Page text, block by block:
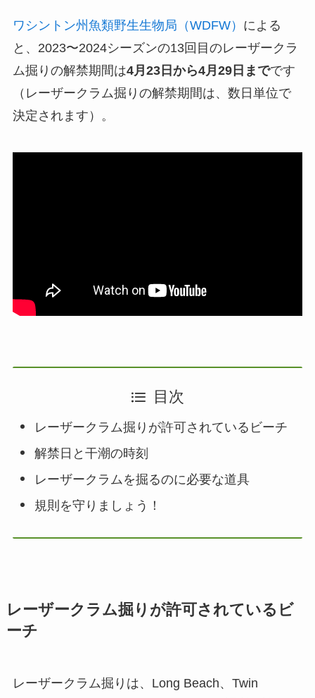
ワシントン州魚類野生生物局（WDFW） による
と、2023〜2024シーズンの13回目のレーザークラ
ム掘りの解禁期間は4月23日から4月29日までです
（レーザークラム掘りの解禁期間は、数日単位で
決定されます）。
目次
レーザークラム掘りが許可されているビーチ
解禁日と干潮の時刻
レーザークラムを掘るのに必要な道具
規則を守りましょう！
レーザークラム掘りが許可されているビ
ーチ
レーザークラム掘りは、Long Beach、Twin